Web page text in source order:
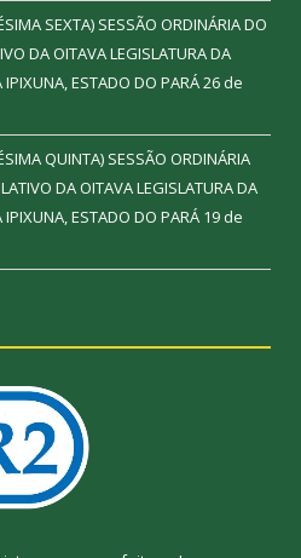
SEXTA) SESSÃO ORDINÁRIA DO
DA OITAVA LEGISLATURA DA
ESTADO DO PARÁ26 de
QUINTA) SESSÃO ORDINÁRIA
DA OITAVA LEGISLATURA DA
ESTADO DO PARÁ 19 de